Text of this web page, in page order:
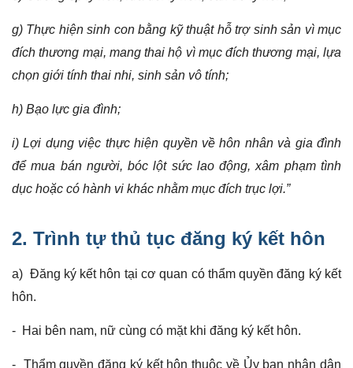
g) Thực hiện sinh con bằng kỹ thuật hỗ trợ sinh sản vì mục
đích thương mại, mang thai hộ vì mục đích thương mại, lựa
chọn giới tính thai nhi, sinh sản vô tính;
h) Bạo lực gia đình;
i) Lợi dụng việc thực hiện quyền về hôn nhân và gia đình
để mua bán người, bóc lột sức lao động, xâm phạm tình
dục hoặc có hành vi khác nhằm mục đích trục lợi.”
2. Trình tự thủ tục đăng ký kết hôn
a) Đăng ký kết hôn tại cơ quan có thẩm quyền đăng ký kết
hôn.
- Hai bên nam, nữ cùng có mặt khi đăng ký kết hôn.
- Thẩm quyền đăng ký kết hôn thuộc về Ủy ban nhân dân